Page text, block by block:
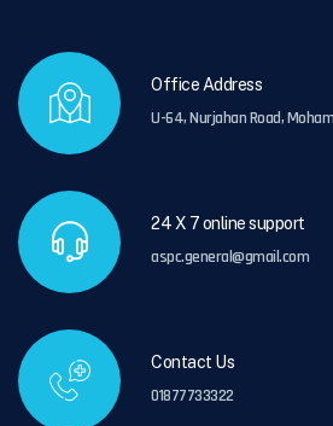
Office Address
U-64, Nurjahan Road,
24 X 7 online support
aspc.general@gmail.com
Contact Us
01877733322